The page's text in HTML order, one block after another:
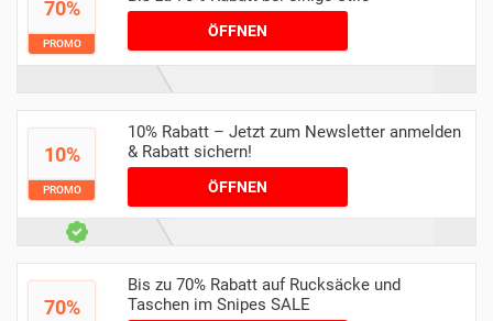
70%
PROMO
ÖFFNEN
10%
PROMO
10% Rabatt – Jetzt zum Newsletter anmelden
& Rabatt sichern!
ÖFFNEN
70%
Bis zu 70% Rabatt auf Rucksäcke und
Taschen im Snipes SALE